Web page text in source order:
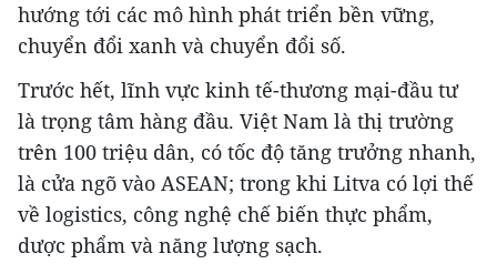
hướng tới các mô hình phát triển bền vững,
chuyển đổi xanh và chuyển đổi số.
Trước hết, lĩnh vực kinh tế-thương mại-đầu tư
là trọng tâm hàng đầu. Việt Nam là thị trường
trên 100 triệu dân, có tốc độ tăng trưởng nhanh,
là cửa ngõ vào ASEAN; trong khi Litva có lợi thế
về logistics, công nghệ chế biến thực phẩm,
dược phẩm và năng lượng sạch.